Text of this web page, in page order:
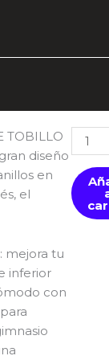
TOBILLO
diseño
en
el
mejora tu
inferior
con
/
PARA